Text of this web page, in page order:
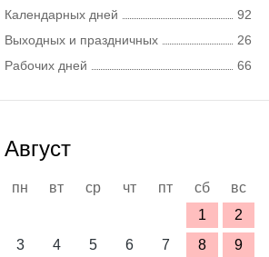
Календарных дней
92
Выходных и праздничных
26
Рабочих дней
66
Август
пн вт ср чт пт сб
вс
1
2
3
4 5 6 7 8
9